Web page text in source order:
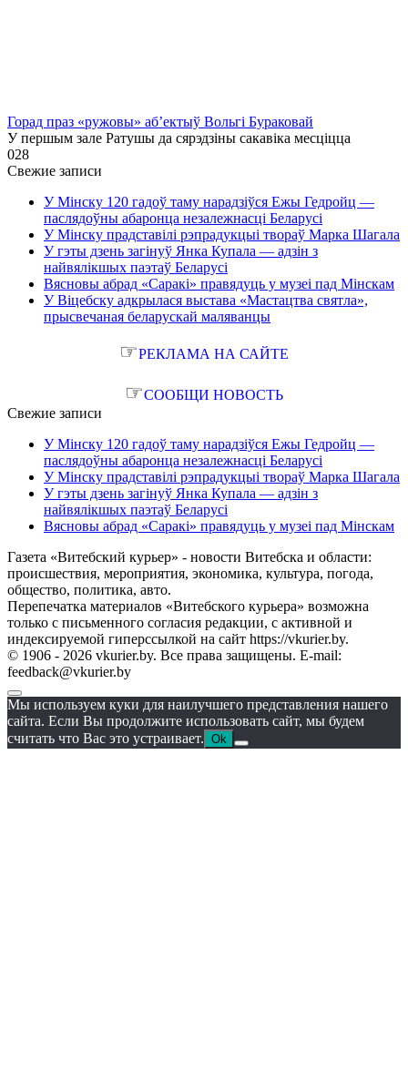
Горад праз «ружовы» аб’ектыў Вольгі Бураковай
У першым зале Ратушы да сярэдзіны сакавіка месціцца
028
Свежие записи
У Мінску 120 гадоў таму нарадзіўся Ежы Гедройц —
паслядоўны абаронца незалежнасці Беларусі
У Мінску прадставілі рэпрадукцыі твораў Марка Шагала
У гэты дзень загінуў Янка Купала — адзін з
найвялікшых паэтаў Беларусі
Вясновы абрад «Саракі» правядуць у музеі пад Мінскам
У Віцебску адкрылася выстава «Мастацтва святла»,
прысвечаная беларускай маляванцы
☞РЕКЛАМА НА САЙТЕ
☞СООБЩИ НОВОСТЬ
Свежие записи
У Мінску 120 гадоў таму нарадзіўся Ежы Гедройц —
паслядоўны абаронца незалежнасці Беларусі
У Мінску прадставілі рэпрадукцыі твораў Марка Шагала
У гэты дзень загінуў Янка Купала — адзін з
найвялікшых паэтаў Беларусі
Вясновы абрад «Саракі» правядуць у музеі пад Мінскам
Газета «Витебский курьер» - новости Витебска и области:
происшествия, мероприятия, экономика, культура, погода,
общество, политика, авто.
Перепечатка материалов «Витебского курьера» возможна
только с письменного согласия редакции, с активной и
индексируемой гиперссылкой на сайт https://vkurier.by.
© 1906 - 2026 vkurier.by. Все права защищены. E-mail:
feedback@vkurier.by
Мы используем куки для наилучшего представления нашего
сайта. Если Вы продолжите использовать сайт, мы будем
считать что Вас это устраивает. Ok